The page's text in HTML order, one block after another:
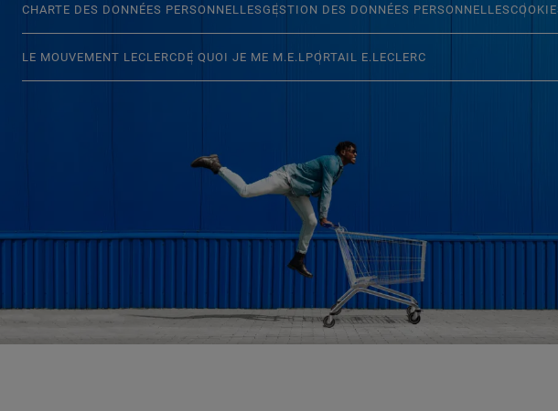
CHARTE DES DONNÉES PERSONNELLESGESTION DES DONNÉES PERSONNELLES
LE MOUVEMENT LECLERCDE QUOI JE ME M.E.LPORTAIL E.LECLERC